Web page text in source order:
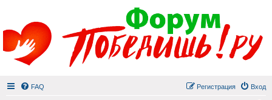
FAQ Вход
Регистрация